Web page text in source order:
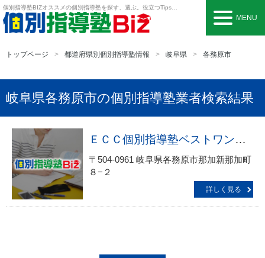
個別指導塾BIZオススメの個別指導塾を探す、選ぶ。役立つTipsも。
MENU
トップページ 都道府県別個別指導塾情報 岐阜県 各務原市
岐阜県各務原市の個別指導塾業者検索結果
ＥＣＣ個別指導塾ベストワン新那加駅前校
〒504-0961 岐阜県各務原市那加新那加町
８−２
詳しく見る